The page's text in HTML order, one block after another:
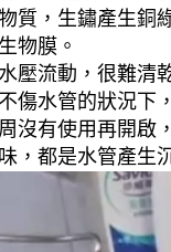
質，生鏽產生銅
物膜。
壓流動，很難
傷水管的狀況下
沒有使用再開啟
，都是水管產生